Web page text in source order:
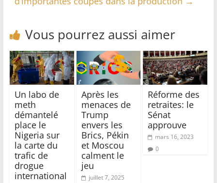
Vous pourrez aussi aimer
Un labo de
meth
démantelé
place le
Nigeria sur
la carte du
trafic de
drogue
international
Après les
menaces de
Trump
envers les
Brics, Pékin
et Moscou
calment le
jeu
juillet 7, 2025
Réforme des
retraites: le
Sénat
approuve
mars 16, 2023
0